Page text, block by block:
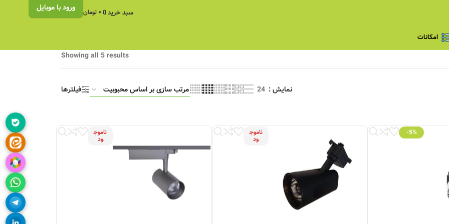
سبد خرید0۰ تومان ورود با موبایل
امکانات
Showing all 5 results
نمایش 24 فیلترها
-5% ناموج
ود
ناموج
ود